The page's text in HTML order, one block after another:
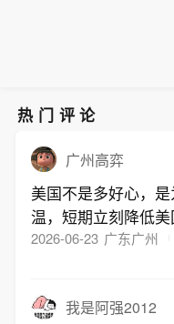
热门评论
广州高弈
美国不是多好心，
温，短期立刻降低
利，同时压制俄罗斯
私利牟利，还得意洋
2026-06-23 广东广州
我是阿强2012